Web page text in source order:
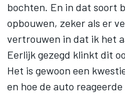
bochten. En in dat soort
opbouwen, zeker als er
vertrouwen in dat ik het
Eerlijk gezegd klinkt dit
Het is gewoon een
en hoe de auto